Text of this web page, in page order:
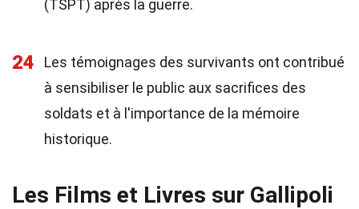
(TSPT) après la guerre.
24
Les témoignages des survivants ont contribué
à sensibiliser le public aux sacrifices des
soldats et à l'importance de la mémoire
historique.
Les Films et Livres sur Gallipoli